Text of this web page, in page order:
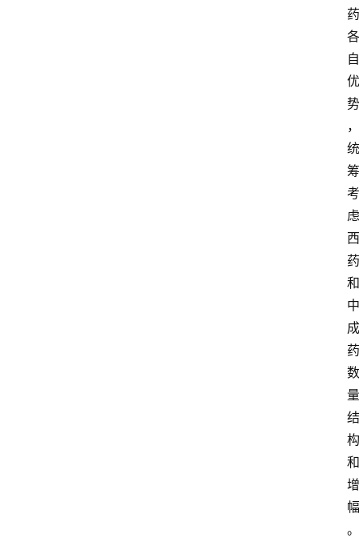
药
各
自
优
势
，
统
筹
考
虑
西
药
和
中
成
药
数
量
结
构
和
增
幅
。